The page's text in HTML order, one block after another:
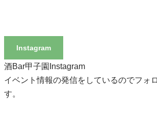
Instagram
酒Bar甲子園Instagram
イベント情報の発信をしているのでフォ
す。